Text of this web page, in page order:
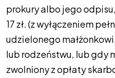
prokury albo jego
17 zł. (z wyłączeniem
udzielonego
lub rodzeństwu, lub gdy
zwolniony z opłaty